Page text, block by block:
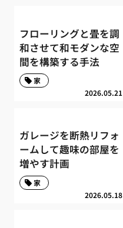
フローリングと畳を調
和させて和モダンな空
間を構築する手法
2026.05.21
家
ガレージを断熱リフォ
ームして趣味の部屋を
増やす計画
2026.05.18
家